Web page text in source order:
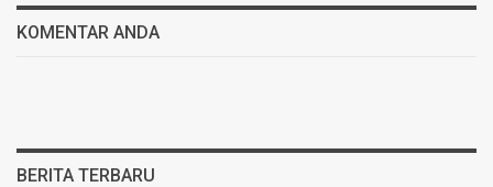
KOMENTAR ANDA
BERITA TERBARU